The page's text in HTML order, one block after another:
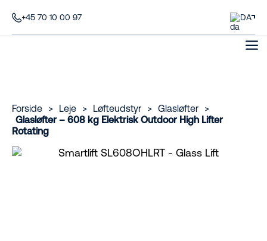
+45 70 10 00 97 DA
Forside > Leje > Løfteudstyr > Glasløfter
>
Glasløfter – 608 kg Elektrisk Outdoor High Lifter
Rotating